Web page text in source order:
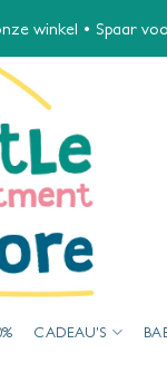
winkel • Spaar
CADEAU’S